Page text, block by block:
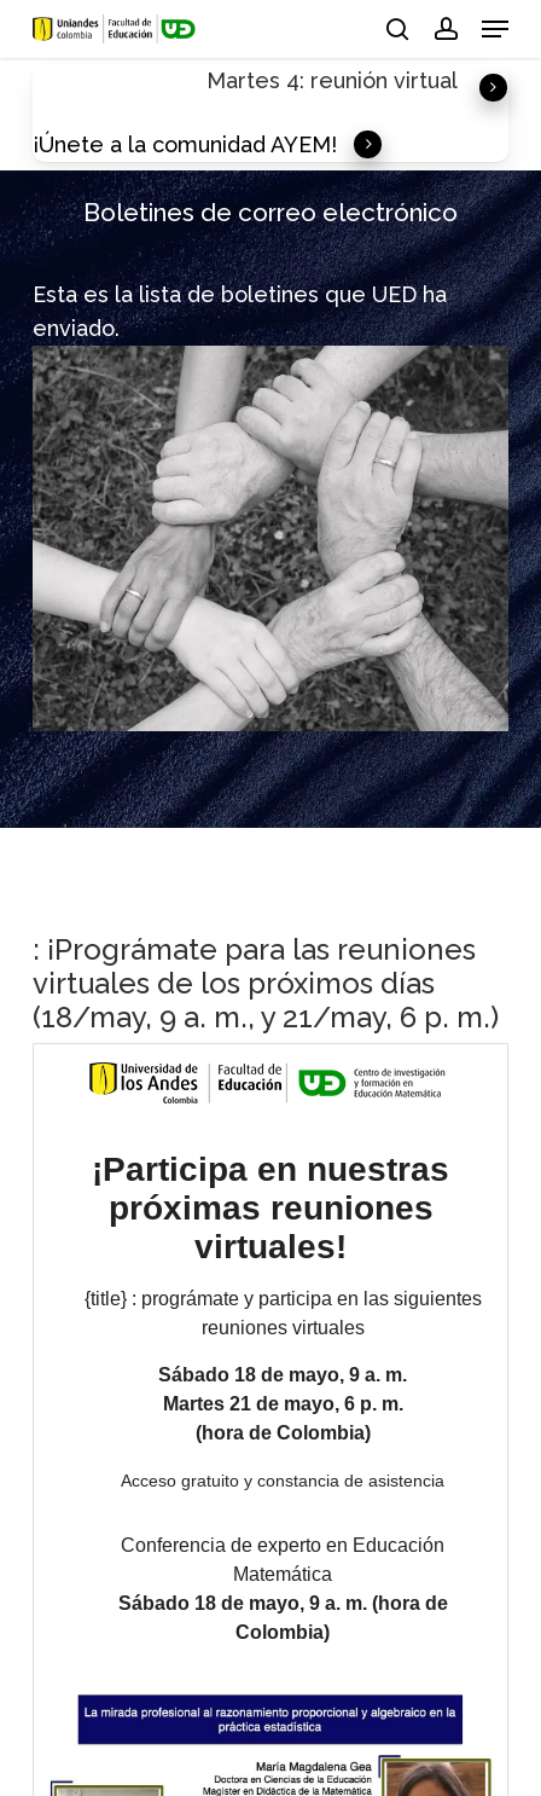
Skip
Menu
Martes 4: reunión virtual
¡Únete a la comunidad AYEM!
Boletines de correo electrónico
Esta es la lista de boletines que UED ha
enviado.
: ¡Prográmate para las reuniones
virtuales de los próximos días
(18/may, 9 a. m., y 21/may, 6 p. m.)